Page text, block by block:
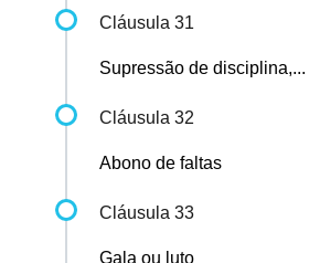
Cláusula 31
Supressão de disciplina,...
Cláusula 32
Abono de faltas
Cláusula 33
Gala ou luto